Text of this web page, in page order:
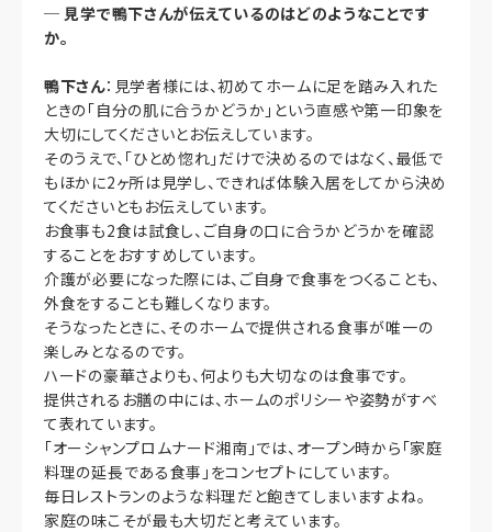
─ 見学で鴨下さんが伝えているのはどのようなことです
か。
鴨下さん：見学者様には、初めてホームに足を踏み入れた
ときの「自分の肌に合うかどうか」という直感や第一印象を
大切にしてくださいとお伝えしています。
そのうえで、「ひとめ惚れ」だけで決めるのではなく、最低で
もほかに2ヶ所は見学し、できれば体験入居をしてから決め
てくださいともお伝えしています。
お食事も2食は試食し、ご自身の口に合うかどうかを確認
することをおすすめしています。
介護が必要になった際には、ご自身で食事をつくることも、
外食をすることも難しくなります。
そうなったときに、そのホームで提供される食事が唯一の
楽しみとなるのです。
ハードの豪華さよりも、何よりも大切なのは食事です。
提供されるお膳の中には、ホームのポリシーや姿勢がすべ
て表れています。
「オーシャンプロムナード湘南」では、オープン時から「家庭
料理の延長である食事」をコンセプトにしています。
毎日レストランのような料理だと飽きてしまいますよね。
家庭の味こそが最も大切だと考えています。